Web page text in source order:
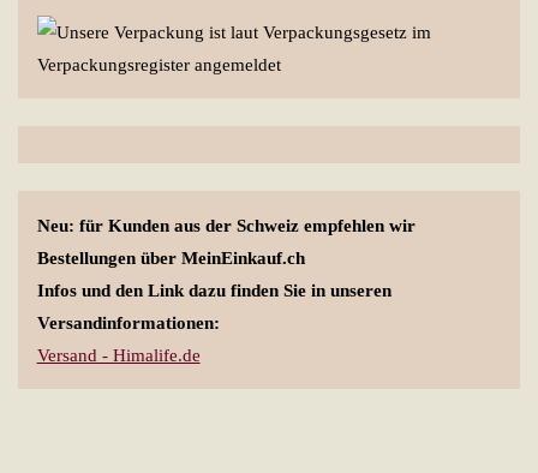
Neu: für Kunden aus der Schweiz empfehlen wir
Bestellungen über MeinEinkauf.ch
Infos und den Link dazu finden Sie in unseren
Versandinformationen:
Versand - Himalife.de